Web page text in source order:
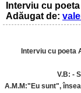
Interviu cu
Adăugat de:
Interviu cu poeta
V.B: -
A.M.M:"Eu sunt",